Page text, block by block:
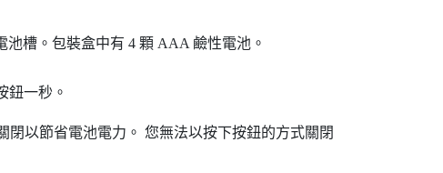
槽。包裝盒中有 4 顆 AAA 鹼性電池。
鈕一秒。
閉以節省電池電力。 您無法以按下按鈕的方式關閉